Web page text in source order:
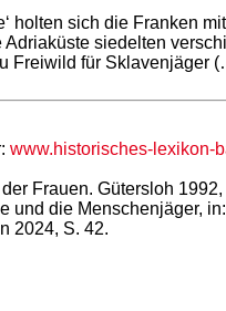
holten sich die Franken
siedelten
Freiwild für Sklavenjäger
www.historisches-lexikon-
Frauen. Gütersloh 1992,
und die Menschenjäger,
2024, S. 42.